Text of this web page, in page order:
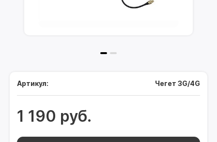
Артикул: Чегет 3G/4G
1 190 руб.